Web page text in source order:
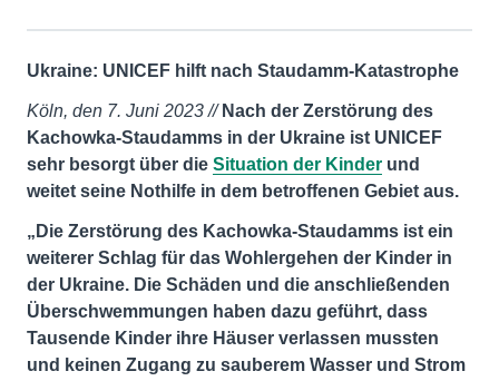
Ukraine: UNICEF hilft nach Staudamm-Katastrophe
Köln, den 7. Juni 2023 // Nach der Zerstörung des
Kachowka-Staudamms in der Ukraine ist UNICEF
sehr besorgt über die Situation der Kinder und
weitet seine Nothilfe in dem betroffenen Gebiet aus.
„Die Zerstörung des Kachowka-Staudamms ist ein
weiterer Schlag für das Wohlergehen der Kinder in
der Ukraine. Die Schäden und die anschließenden
Überschwemmungen haben dazu geführt, dass
Tausende Kinder ihre Häuser verlassen mussten
und keinen Zugang zu sauberem Wasser und Strom